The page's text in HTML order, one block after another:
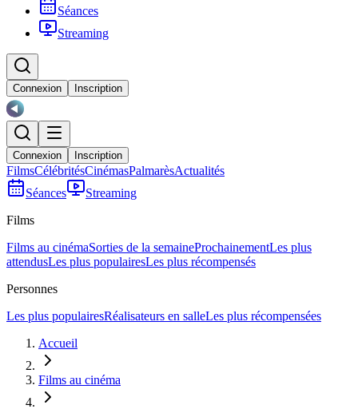
Séances
Streaming
Connexion Inscription
Connexion Inscription
FilmsCélébritésCinémasPalmarèsActualités
Séances
Streaming
Films
Films au cinémaSorties de la semaineProchainementLes plus
attendusLes plus populairesLes plus récompensés
Personnes
Les plus populairesRéalisateurs en salleLes plus récompensées
Accueil
Films au cinéma